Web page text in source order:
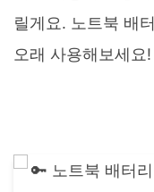
릴게요. 노트북 배
오래 사용해보세요!